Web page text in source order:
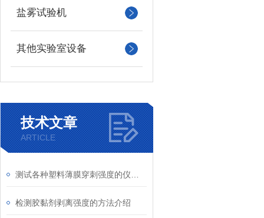
盐雾试验机
其他实验室设备
技术文章
ARTICLE
检测胶黏剂剥离强度的方法介绍